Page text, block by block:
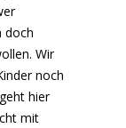
doch
Wir
noch
hier
mit